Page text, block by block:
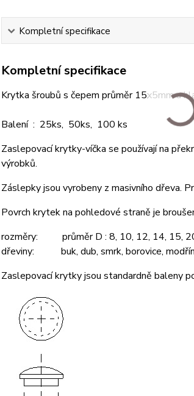
Kompletní specifikace
Kompletní specifikace
Krytka šroubů s čepem průměr 15x5mm a
Balení : 25ks, 50ks, 100 ks
Zaslepovací krytky-víčka se používají na
výrobků.
Záslepky jsou vyrobeny z masivního dřeva.
Povrch krytek na pohledové straně je
rozměry: průměr D : 8, 10, 12, 14, 15,
dřeviny: buk, dub, smrk, borovice, modřín,
Zaslepovací krytky jsou standardně baleny